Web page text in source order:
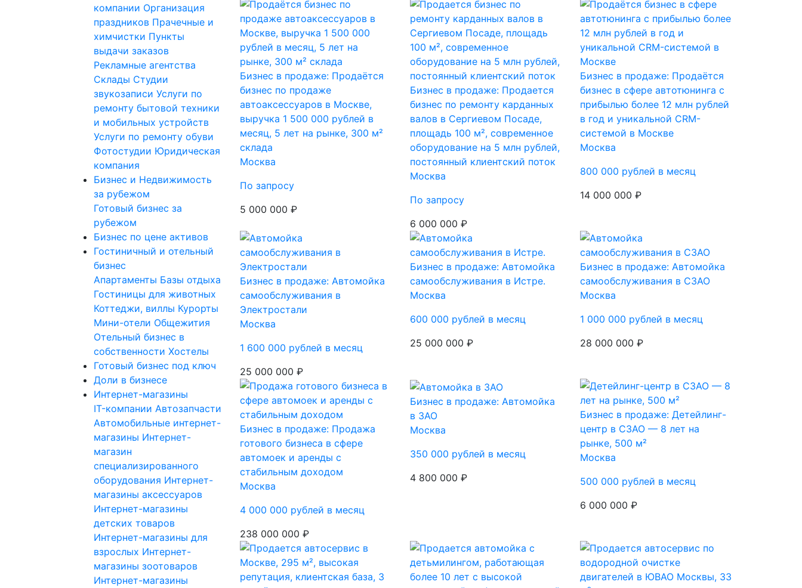
компании Организация
праздников Прачечные и
химчистки Пункты
выдачи заказов
Рекламные агентства
Склады Студии
звукозаписи Услуги по
ремонту бытовой техники
и мобильных устройств
Услуги по ремонту обуви
Фотостудии Юридическая
компания
Бизнес и Недвижимость
за рубежом
Готовый бизнес за
рубежом
Бизнес по цене активов
Гостиничный и отельный
бизнес
Апартаменты Базы отдыха
Гостиницы для животных
Коттеджи, виллы Курорты
Мини-отели Общежития
Отельный бизнес в
собственности Хостелы
Готовый бизнес под ключ
Доли в бизнесе
Интернет-магазины
IT-компании Автозапчасти
Автомобильные интернет-
магазины Интернет-
магазин
специализированного
оборудования Интернет-
магазины аксессуаров
Интернет-магазины
детских товаров
Интернет-магазины для
взрослых Интернет-
магазины зоотоваров
Интернет-магазины
Бизнес в продаже: Продаётся
бизнес по продаже
автоаксессуаров в Москве,
выручка 1 500 000 рублей в
месяц, 5 лет на рынке, 300 м²
склада
Москва
По запросу
5 000 000 ₽
Бизнес в продаже: Продается
бизнес по ремонту карданных
валов в Сергиевом Посаде,
площадь 100 м², современное
оборудование на 5 млн рублей,
постоянный клиентский поток
Москва
По запросу
6 000 000 ₽
Бизнес в продаже: Продаётся
бизнес в сфере автотюнинга с
прибылью более 12 млн рублей
в год и уникальной CRM-
системой в Москве
Москва
800 000 рублей в месяц
14 000 000 ₽
Бизнес в продаже: Автомойка
самообслуживания в
Электростали
Москва
1 600 000 рублей в месяц
25 000 000 ₽
Бизнес в продаже: Автомойка
самообслуживания в Истре.
Москва
600 000 рублей в месяц
25 000 000 ₽
Бизнес в продаже: Автомойка
самообслуживания в СЗАО
Москва
1 000 000 рублей в месяц
28 000 000 ₽
Бизнес в продаже: Продажа
готового бизнеса в сфере
автомоек и аренды с
стабильным доходом
Москва
4 000 000 рублей в месяц
238 000 000 ₽
Бизнес в продаже: Автомойка
в ЗАО
Москва
350 000 рублей в месяц
4 800 000 ₽
Бизнес в продаже: Детейлинг-
центр в СЗАО — 8 лет на
рынке, 500 м²
Москва
500 000 рублей в месяц
6 000 000 ₽